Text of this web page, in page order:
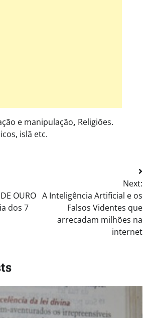
e manipulação, Religiões.
islã etc.
OURO
dos 7
Next:
A Inteligência Artificial e os
Falsos Videntes que
arrecadam milhões na
internet